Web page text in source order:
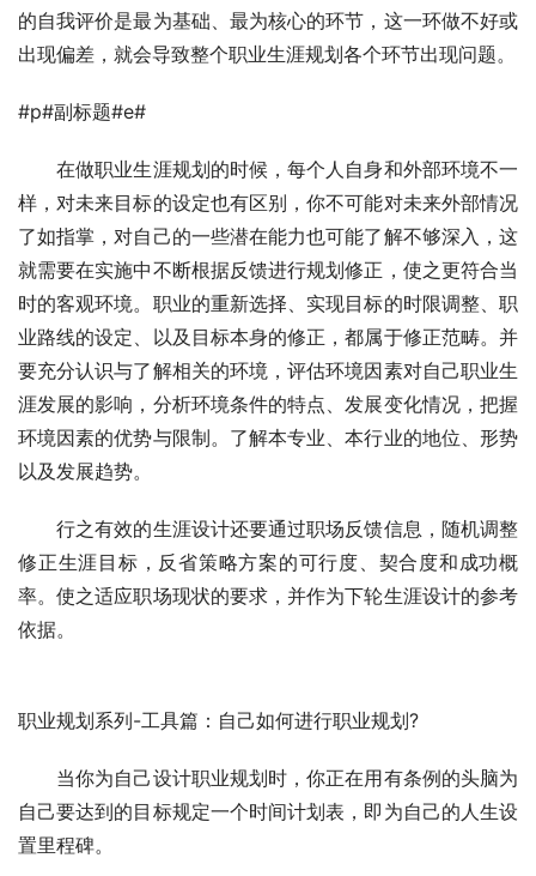
的自我评价是最为基础、最为核心的环节，这一环做不好或
#p#副标题#e#
在做职业生涯规划的时候，每个人自身和外部环境不一
样，对未来目标的设定也有区别，你不可能对未来外部情况
了如指掌，对自己的一些潜在能力也可能了解不够深入，这
就需要在实施中不断根据反馈进行规划修正，使之更符合当
时的客观环境。职业的重新选择、实现目标的时限调整、职
业路线的设定、以及目标本身的修正，都属于修正范畴。并
要充分认识与了解相关的环境，评估环境因素对自己职业生
涯发展的影响，分析环境条件的特点、发展变化情况，把握
环境因素的优势与限制。了解本专业、本行业的地位、形势
以及发展趋势。
行之有效的生涯设计还要通过职场反馈信息，随机调整
修正生涯目标，反省策略方案的可行度、契合度和成功概
率。使之适应职场现状的要求，并作为下轮生涯设计的参考
依据。
职业规划系列-工具篇：自己如何进行职业规划?
当你为自己设计职业规划时，你正在用有条例的头脑为
自己要达到的目标规定一个时间计划表，即为自己的人生设
置里程碑。